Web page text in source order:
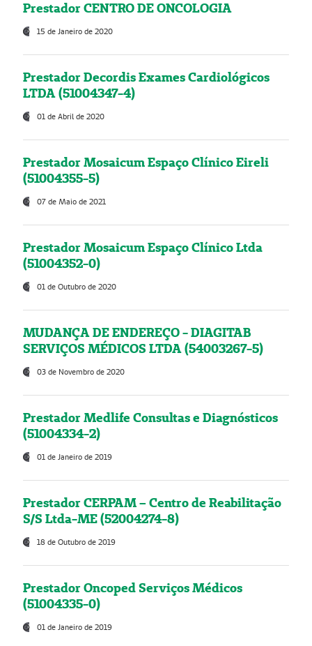
Prestador CENTRO DE ONCOLOGIA
15 de Janeiro de 2020
Prestador Decordis Exames Cardiológicos
LTDA (51004347-4)
01 de Abril de 2020
Prestador Mosaicum Espaço Clínico Eireli
(51004355-5)
07 de Maio de 2021
Prestador Mosaicum Espaço Clínico Ltda
(51004352-0)
01 de Outubro de 2020
MUDANÇA DE ENDEREÇO - DIAGITAB
SERVIÇOS MÉDICOS LTDA (54003267-5)
03 de Novembro de 2020
Prestador Medlife Consultas e Diagnósticos
(51004334-2)
01 de Janeiro de 2019
Prestador CERPAM – Centro de Reabilitação
S/S Ltda-ME (52004274-8)
18 de Outubro de 2019
Prestador Oncoped Serviços Médicos
(51004335-0)
01 de Janeiro de 2019